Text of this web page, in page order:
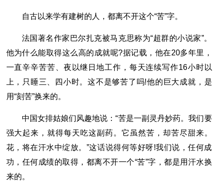
自古以来学有建树的人，都离不开这个“苦”字。
法国著名作家巴尔扎克被马克思称为“超群的小说家”。
他为什么能取得这么高的成就呢?据记载，他在20多年里，
一直辛辛苦苦、夜以继日地工作，每天连续写作16小时以
上，只睡三、四小时。这不是够苦了吗!他的巨大成就，是
用“刻苦”换来的。
中国女排姑娘们风趣地说：“苦是一副灵丹妙药。我们要
强大起来，就得每天吃这副药。它虽然苦，却苦尽甜来。
花，将在汗水中绽放。”这话说得何等好呀!我们说，任何成
功，任何成绩的取得，都离不开一个“苦”字，都是用汗水换
来的。